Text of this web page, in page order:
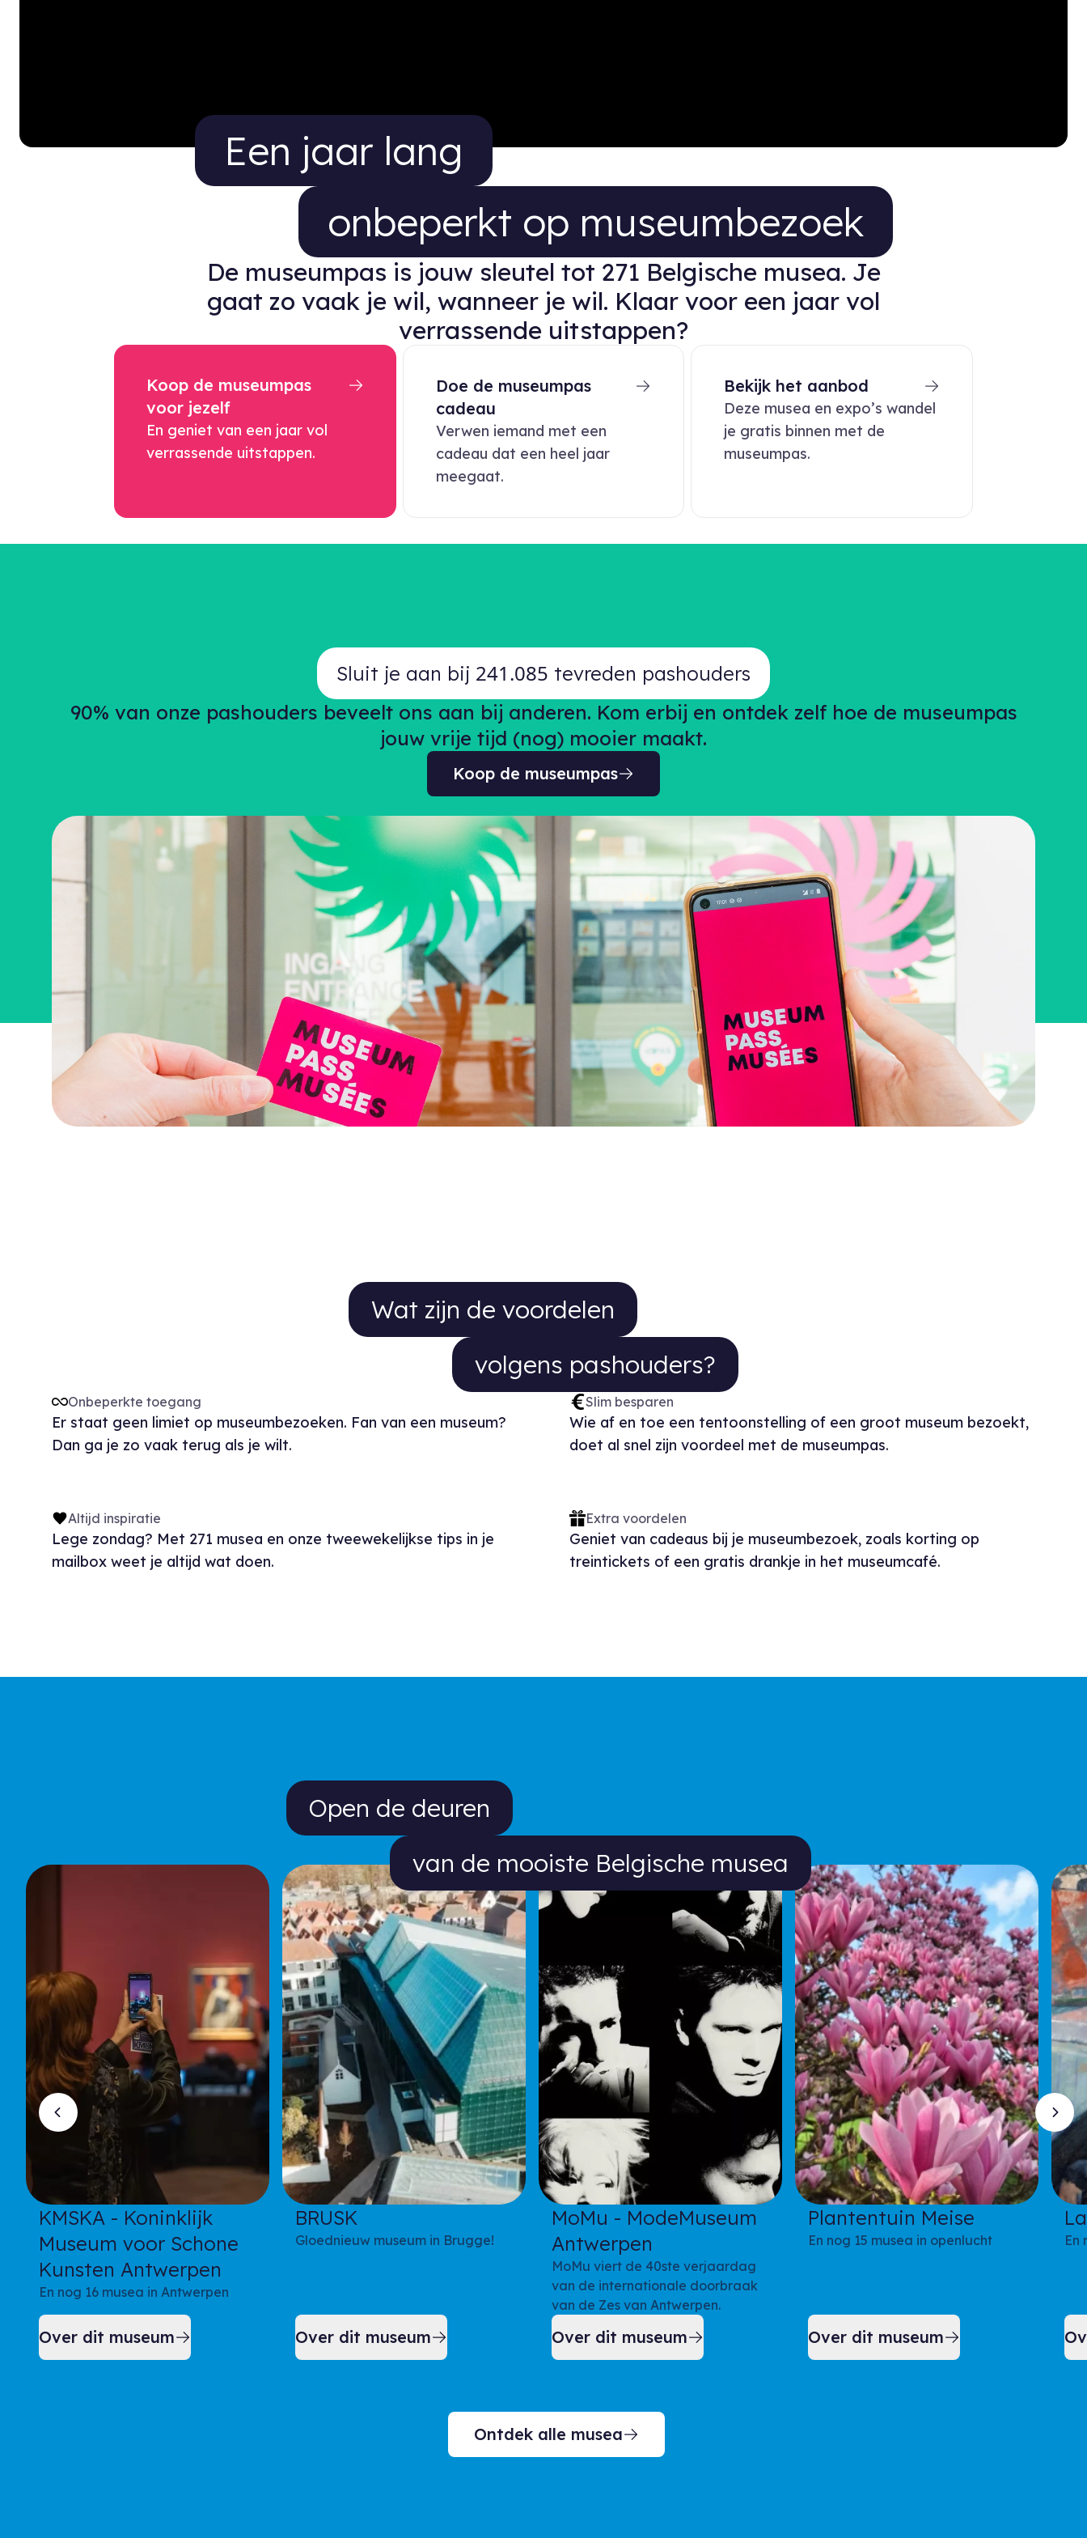
Een jaar lang onbeperkt op museumbezoek
Een jaar lang
onbeperkt op museumbezoek
De museumpas is jouw sleutel tot 271 Belgische musea. Je
gaat zo vaak je wil, wanneer je wil. Klaar voor een jaar vol
verrassende uitstappen?
Koop de museumpas
voor jezelf
En geniet van een jaar vol
verrassende uitstappen.
Doe de museumpas
cadeau
Verwen iemand met een
cadeau dat een heel jaar
meegaat.
Bekijk het aanbod
Deze musea en expo’s wandel
je gratis binnen met de
museumpas.
Sluit je aan bij 241.087 tevreden pashouders
90% van onze pashouders beveelt ons aan bij anderen. Kom erbij en ontdek zelf hoe de museumpas
jouw vrije tijd (nog) mooier maakt.
Koop de museumpas
Wat zijn de voordelen volgens pashouders?
Wat zijn de voordelen
volgens pashouders?
Onbeperkte toegang
Er staat geen limiet op museumbezoeken. Fan van een museum?
Dan ga je zo vaak terug als je wilt.
Slim besparen
Wie af en toe een tentoonstelling of een groot museum bezoekt,
doet al snel zijn voordeel met de museumpas.
Altijd inspiratie
Lege zondag? Met 271 musea en onze tweewekelijkse tips in je
mailbox weet je altijd wat doen.
Extra voordelen
Geniet van cadeaus bij je museumbezoek, zoals korting op
treintickets of een gratis drankje in het museumcafé.
Open de deuren van de mooiste Belgische musea
Open de deuren
van de mooiste Belgische musea
KMSKA - Koninklijk
Museum voor Schone
Kunsten Antwerpen
En nog 16 musea in Antwerpen
Over dit museum
BRUSK
Gloednieuw museum in Brugge!
Over dit museum
MoMu - ModeMuseum
Antwerpen
MoMu viert de 40ste verjaardag
van de internationale doorbraak
van de Zes van Antwerpen.
Over dit museum
Plantentuin Meise
En nog 15 musea in openlucht
Over dit museum
En
Ontdek alle musea